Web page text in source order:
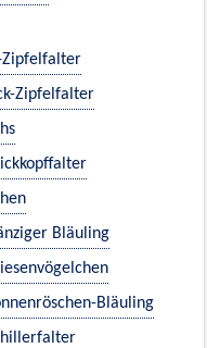
Zipfelfalter
Zipfelfalter
Bläuling
Bläuling